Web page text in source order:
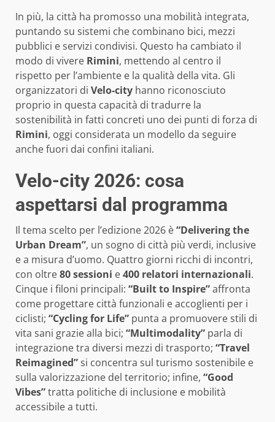
In più, la città ha promosso una mobilità integrata,
puntando su sistemi che combinano bici, mezzi
pubblici e servizi condivisi. Questo ha cambiato il
modo di vivere Rimini, mettendo al centro il
rispetto per l’ambiente e la qualità della vita. Gli
organizzatori di Velo-city hanno riconosciuto
proprio in questa capacità di tradurre la
sostenibilità in fatti concreti uno dei punti di forza di
Rimini, oggi considerata un modello da seguire
anche fuori dai confini italiani.
Velo-city 2026: cosa
aspettarsi dal programma
Il tema scelto per l’edizione 2026 è“Delivering the
Urban Dream”, un sogno di città più verdi, inclusive
e a misura d’uomo. Quattro giorni ricchi di incontri,
con oltre80 sessioni e400 relatori internazionali.
Cinque i filoni principali: “Built to Inspire”affronta
come progettare città funzionali e accoglienti per i
ciclisti; “Cycling for Life” punta a promuovere stili di
vita sani grazie alla bici; “Multimodality” parla di
integrazione tra diversi mezzi di trasporto; “Travel
Reimagined”si concentra sul turismo sostenibile e
sulla valorizzazione del territorio; infine, “Good
Vibes”tratta politiche di inclusione e mobilità
accessibile a tutti.